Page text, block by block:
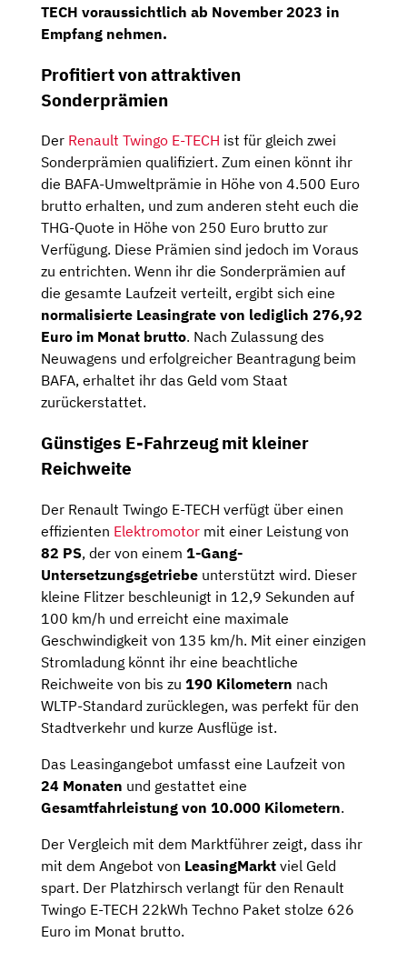
TECH voraussichtlich ab November 2023 in
Empfang nehmen.
Profitiert von attraktiven
Sonderprämien
Der Renault Twingo E-TECH ist für gleich zwei
Sonderprämien qualifiziert. Zum einen könnt ihr
die BAFA-Umweltprämie in Höhe von 4.500 Euro
brutto erhalten, und zum anderen steht euch die
THG-Quote in Höhe von 250 Euro brutto zur
Verfügung. Diese Prämien sind jedoch im Voraus
zu entrichten. Wenn ihr die Sonderprämien auf
die gesamte Laufzeit verteilt, ergibt sich eine
normalisierte Leasingrate von lediglich 276,92
Euro im Monat brutto. Nach Zulassung des
Neuwagens und erfolgreicher Beantragung beim
BAFA, erhaltet ihr das Geld vom Staat
zurückerstattet.
Günstiges E-Fahrzeug mit kleiner
Reichweite
Der Renault Twingo E-TECH verfügt über einen
effizienten Elektromotor mit einer Leistung von
82 PS, der von einem 1-Gang-
Untersetzungsgetriebe unterstützt wird. Dieser
kleine Flitzer beschleunigt in 12,9 Sekunden auf
100 km/h und erreicht eine maximale
Geschwindigkeit von 135 km/h. Mit einer einzigen
Stromladung könnt ihr eine beachtliche
Reichweite von bis zu 190 Kilometern nach
WLTP-Standard zurücklegen, was perfekt für den
Stadtverkehr und kurze Ausflüge ist.
Das Leasingangebot umfasst eine Laufzeit von
24 Monaten und gestattet eine
Gesamtfahrleistung von 10.000 Kilometern.
Der Vergleich mit dem Marktführer zeigt, dass ihr
mit dem Angebot von LeasingMarkt viel Geld
spart. Der Platzhirsch verlangt für den Renault
Twingo E-TECH 22kWh Techno Paket stolze 626
Euro im Monat brutto.